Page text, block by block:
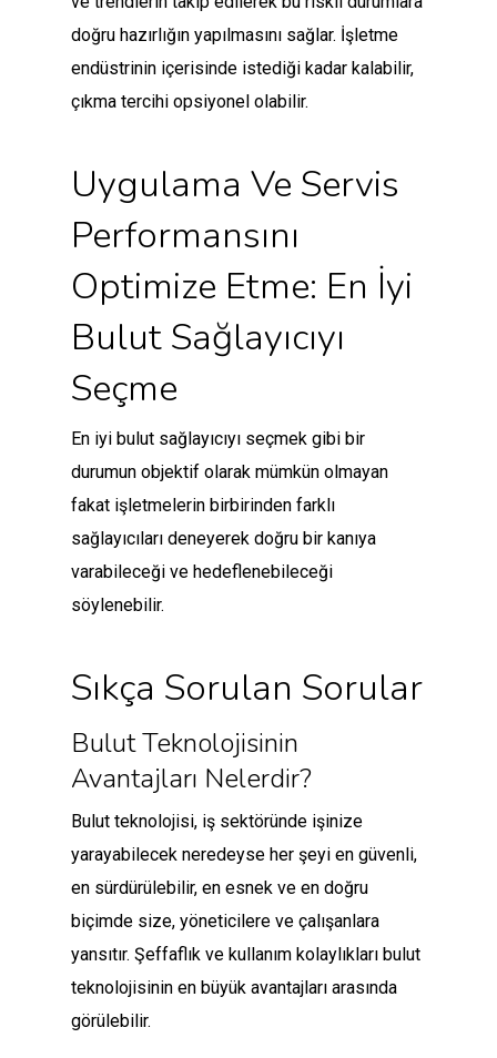
doğru hazırlığın yapılmasını sağlar. İşletme
endüstrinin içerisinde istediği kadar kalabilir,
çıkma tercihi opsiyonel olabilir.
Uygulama Ve Servis
Performansını
Optimize Etme: En İyi
Bulut Sağlayıcıyı
Seçme
En iyi bulut sağlayıcıyı seçmek gibi bir
durumun objektif olarak mümkün olmayan
fakat işletmelerin birbirinden farklı
sağlayıcıları deneyerek doğru bir kanıya
varabileceği ve hedeflenebileceği
söylenebilir.
Sıkça Sorulan Sorular
Bulut Teknolojisinin
Avantajları Nelerdir?
Bulut teknolojisi, iş sektöründe işinize
yarayabilecek neredeyse her şeyi en güvenli,
en sürdürülebilir, en esnek ve en doğru
biçimde size, yöneticilere ve çalışanlara
yansıtır. Şeffaflık ve kullanım kolaylıkları bulut
teknolojisinin en büyük avantajları arasında
görülebilir.